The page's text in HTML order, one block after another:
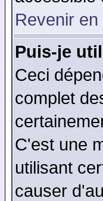
Revenir en
Puis-je
Ceci
complet
C'est une
utilisant
causer